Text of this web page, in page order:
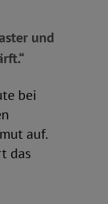
und
bei
auf.
das